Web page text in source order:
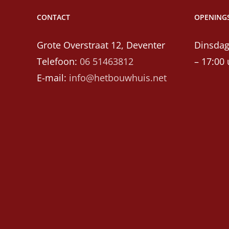
CONTACT
Grote Overstraat 12, Deventer
Telefoon: 06 51463812
E-mail: info@hetbouwhuis.net
– 17:00